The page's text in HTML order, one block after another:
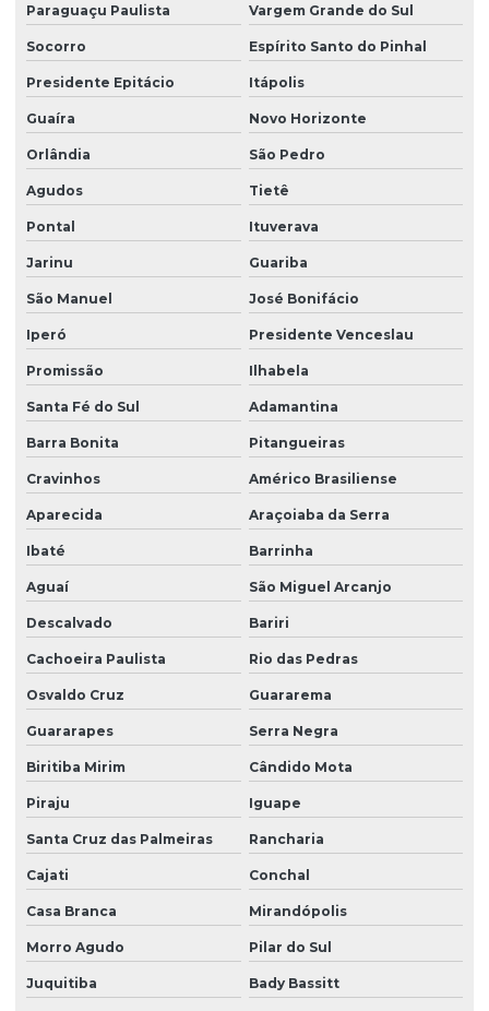
Limpeza de vidros empresa
Limpeza de vidros externos
Limpeza de vidros e fachadas
Limpeza de vidros preço
Limpeza de vidros em prédios
Manutenção predial facilities
Melhores empresas de portaria virtual
Orçamento de limpeza de fachada
Orçamento de limpeza de vidros
Patrimonial zeladoria
Portaria de condomínio automatizada
Portaria eletrônica
Portaria eletrônica condomínio
Portaria remota
Portaria e zeladoria
Portaria e zeladoria terceirizadas
Poste de câmeras
Prestação de serviço zeladoria
Recepção com controle de acesso
Recepção e portaria
Recepção e segurança em portarias
Recepção terceirização
Paraguaçu Paulista Vargem Grande do Sul
Socorro Espírito Santo do Pinhal
Presidente Epitácio Itápolis
Guaíra Novo Horizonte
Orlândia São Pedro
Agudos Tietê
Pontal Ituverava
Jarinu Guariba
São Manuel José Bonifácio
Iperó Presidente Venceslau
Promissão Ilhabela
Santa Fé do Sul Adamantina
Barra Bonita Pitangueiras
Cravinhos Américo Brasiliense
Aparecida Araçoiaba da Serra
Ibaté Barrinha
Aguaí São Miguel Arcanjo
Descalvado Bariri
Cachoeira Paulista Rio das Pedras
Osvaldo Cruz Guararema
Guararapes Serra Negra
Biritiba Mirim Cândido Mota
Piraju Iguape
Santa Cruz das Palmeiras Rancharia
Cajati Conchal
Casa Branca Mirandópolis
Morro Agudo Pilar do Sul
Juquitiba Bady Bassitt